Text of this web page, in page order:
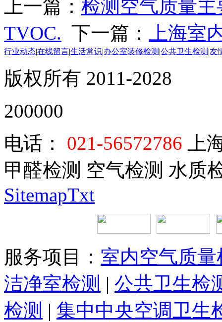
上一篇： 检测空气质量
TVOC. 下一篇： 上海室
行业动态在线留言生活常识 办公室装修检测 公共卫生检测 友
版权所有 2011-2028
200000
电话：
021-56572786 上
甲醛检测 空气检测 水质
SitemapTxt
服务项目： 室内空气质量
洁净室检测 | 公共卫生检
检测 | 集中中央空调卫生